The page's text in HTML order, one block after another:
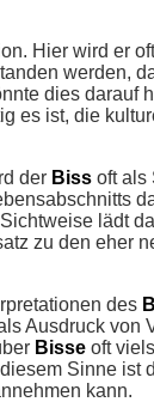
Hier wird er
werden,
dies darauf
es ist, die
der Biss oft als
lädt
zu den eher
des
Ausdruck von
Bisse oft
Sinne ist
kann.